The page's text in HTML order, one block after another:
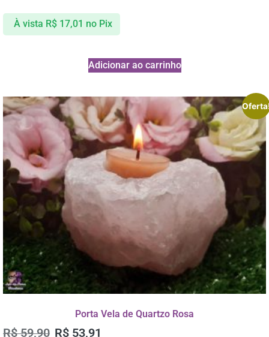
À vista R$17,01 no Pix
Adicionar ao carrinho
Porta Vela de Quartzo Rosa
R$59,90 R$ 53,91